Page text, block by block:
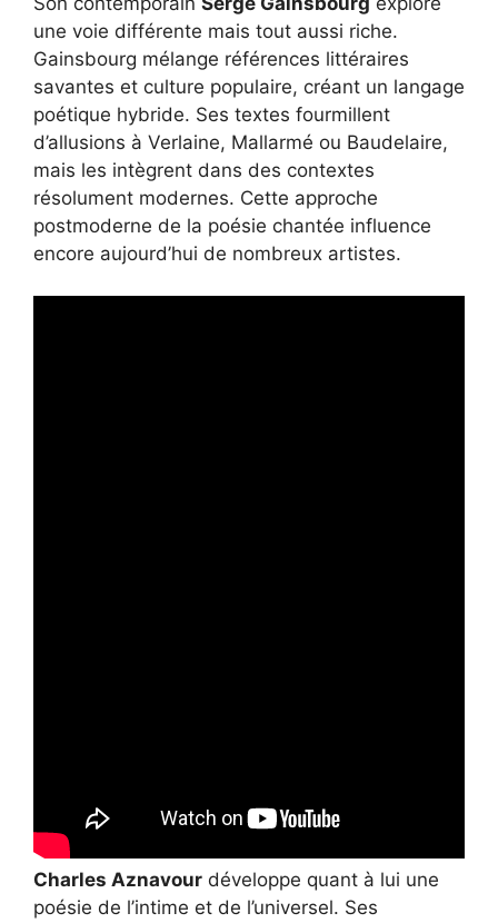
une voie différente mais tout aussi riche.
Gainsbourg mélange références littéraires
savantes et culture populaire, créant un langage
poétique hybride. Ses textes fourmillent
d’allusions à Verlaine, Mallarmé ou Baudelaire,
mais les intègrent dans des contextes
résolument modernes. Cette approche
postmoderne de la poésie chantée influence
encore aujourd’hui de nombreux artistes.
Charles Aznavour développe quant à lui une
poésie de l’intime et de l’universel. Ses